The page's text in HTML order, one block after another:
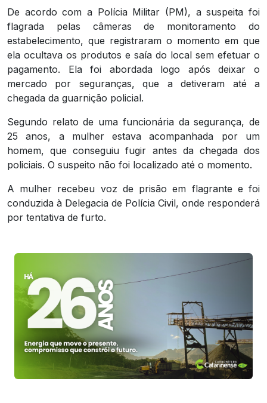
De acordo com a Polícia Militar (PM), a suspeita foi
flagrada pelas câmeras de monitoramento do
estabelecimento, que registraram o momento em que
ela ocultava os produtos e saía do local sem efetuar o
pagamento. Ela foi abordada logo após deixar o
mercado por seguranças, que a detiveram até a
chegada da guarnição policial.
Segundo relato de uma funcionária da segurança, de
25 anos, a mulher estava acompanhada por um
homem, que conseguiu fugir antes da chegada dos
policiais. O suspeito não foi localizado até o momento.
A mulher recebeu voz de prisão em flagrante e foi
conduzida à Delegacia de Polícia Civil, onde responderá
por tentativa de furto.